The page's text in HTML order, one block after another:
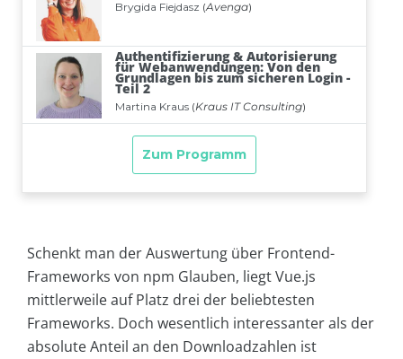
Schenkt man der Auswertung über Frontend-
Frameworks von npm Glauben, liegt Vue.js
mittlerweile auf Platz drei der beliebtesten
Frameworks. Doch wesentlich interessanter als der
absolute Anteil an den Downloadzahlen ist